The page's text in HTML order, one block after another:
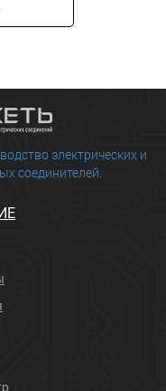
электрических и
соединителей.